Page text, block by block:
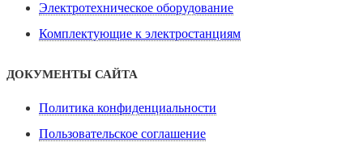
Электротехническое оборудование
Комплектующие к электростанциям
ДОКУМЕНТЫ САЙТА
Политика конфиденциальности
Пользовательское соглашение